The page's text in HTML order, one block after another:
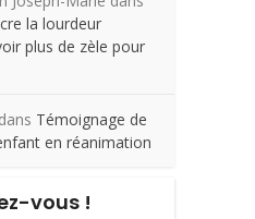
la lourdeur
plus de zèle pour
dans Témoignage de
en réanimation
vous !